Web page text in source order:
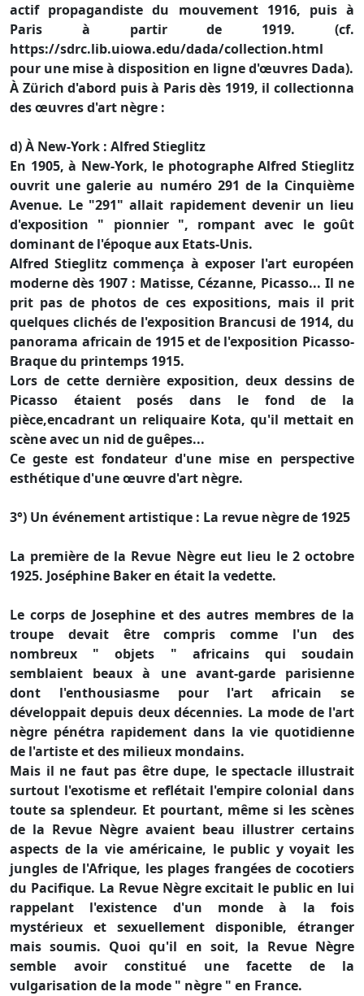
actif propagandiste du mouvement 1916, puis à
Paris à partir de 1919. (cf.
https://sdrc.lib.uiowa.edu/dada/collection.html
pour une mise à disposition en ligne d'œuvres Dada).
À Zürich d'abord puis à Paris dès 1919, il collectionna
des œuvres d'art nègre :
d) À New-York : Alfred Stieglitz
En 1905, à New-York, le photographe Alfred Stieglitz
ouvrit une galerie au numéro 291 de la Cinquième
Avenue. Le "291" allait rapidement devenir un lieu
d'exposition " pionnier ", rompant avec le goût
dominant de l'époque aux Etats-Unis.
Alfred Stieglitz commença à exposer l'art européen
moderne dès 1907 : Matisse, Cézanne, Picasso... Il ne
prit pas de photos de ces expositions, mais il prit
quelques clichés de l'exposition Brancusi de 1914, du
panorama africain de 1915 et de l'exposition Picasso-
Braque du printemps 1915.
Lors de cette dernière exposition, deux dessins de
Picasso étaient posés dans le fond de la
pièce,encadrant un reliquaire Kota, qu'il mettait en
scène avec un nid de guêpes...
Ce geste est fondateur d'une mise en perspective
esthétique d'une œuvre d'art nègre.
3°) Un événement artistique : La revue nègre de 1925
La première de la Revue Nègre eut lieu le 2 octobre
1925. Joséphine Baker en était la vedette.
Le corps de Josephine et des autres membres de la
troupe devait être compris comme l'un des
nombreux " objets " africains qui soudain
semblaient beaux à une avant-garde parisienne
dont l'enthousiasme pour l'art africain se
développait depuis deux décennies. La mode de l'art
nègre pénétra rapidement dans la vie quotidienne
de l'artiste et des milieux mondains.
Mais il ne faut pas être dupe, le spectacle illustrait
surtout l'exotisme et reflétait l'empire colonial dans
toute sa splendeur. Et pourtant, même si les scènes
de la Revue Nègre avaient beau illustrer certains
aspects de la vie américaine, le public y voyait les
jungles de l'Afrique, les plages frangées de cocotiers
du Pacifique. La Revue Nègre excitait le public en lui
rappelant l'existence d'un monde à la fois
mystérieux et sexuellement disponible, étranger
mais soumis. Quoi qu'il en soit, la Revue Nègre
semble avoir constitué une facette de la
vulgarisation de la mode " nègre " en France.